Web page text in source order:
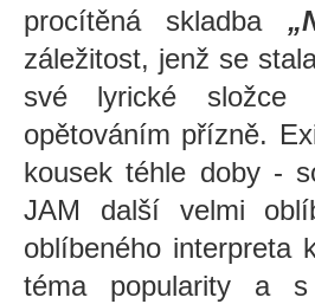
procítěná skladba
záležitost, jenž se
své lyrické složce
opětováním přízně.
kousek téhle doby -
JAM další velmi
oblíbeného interpreta
téma popularity a